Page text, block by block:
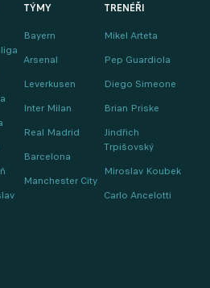
TÝMY
Bayern
Arsenal
Leverkusen
Inter Milan
Real Madrid
Barcelona
Manchester City
TRENÉŘI
Mikel Arteta
Pep Guardiola
Diego Simeone
Brian Priske
Jindřich
Trpišovský
Miroslav Koubek
Carlo Ancelotti